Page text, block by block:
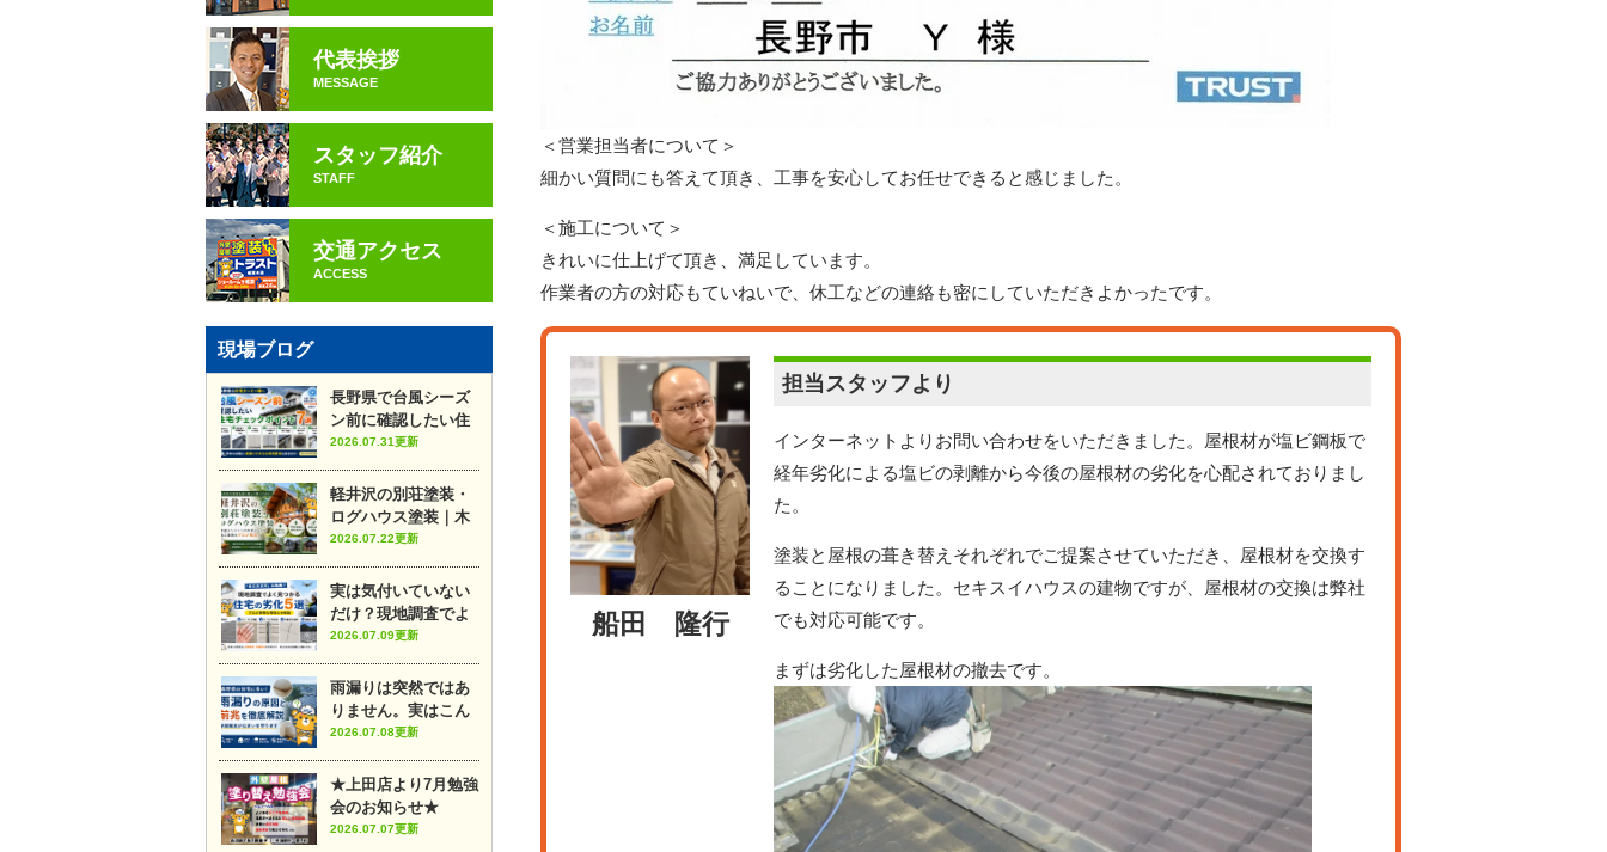
＜営業担当者について＞
細かい質問にも答えて頂き、工事を安心してお任せできると感じました。
＜施工について＞
きれいに仕上げて頂き、満足しています。
作業者の方の対応もていねいで、休工などの連絡も密にしていただきよかったです。
船田 隆行
担当スタッフより
インターネットよりお問い合わせをいただきました。屋根材が塩ビ鋼板で
経年劣化による塩ビの剥離から今後の屋根材の劣化を心配されておりまし
た。
塗装と屋根の葺き替えそれぞれでご提案させていただき、屋根材を交換す
ることになりました。セキスイハウスの建物ですが、屋根材の交換は弊社
でも対応可能です。
まずは劣化した屋根材の撤去です。
代表挨拶
MESSAGE
スタッフ紹介
STAFF
交通アクセス
ACCESS
現場ブログ
長野県で台風シーズ
ン前に確認したい住
宅チェックポイント7
選
2026.07.31更新
軽井沢の別荘塗装・
ログハウス塗装｜木
部メンテナンスのポ
イントや施工事例を
プロが解説
2026.07.22更新
実は気付いていない
だけ？現地調査でよ
く見つかる住宅の劣
化5選
2026.07.09更新
雨漏りは突然ではあ
りません。実はこん
な前兆があります
2026.07.08更新
★上田店より7月勉強
会のお知らせ★
2026.07.07更新